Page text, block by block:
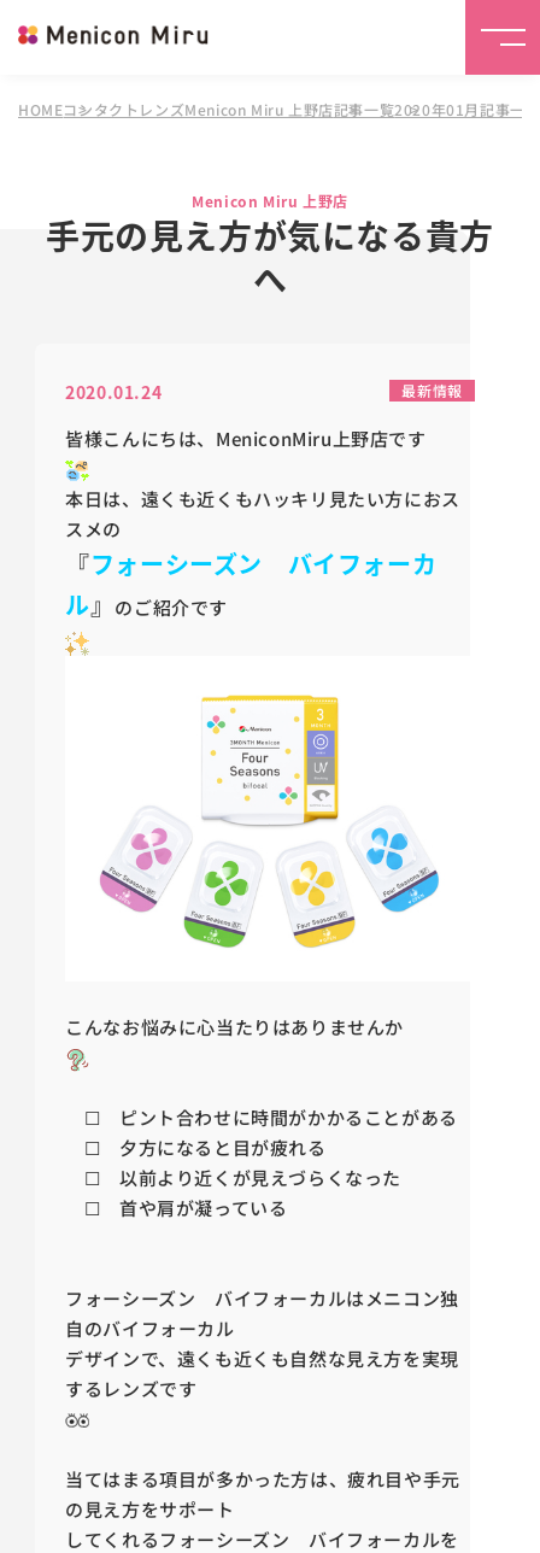
HOMEコンタクトレンズMenicon Miru 上野店記事一覧2020年01月記事一覧
Menicon Miru 上野店
手元の見え方が気になる貴方
へ
2020.01.24 最新情報
皆様こんにちは、MeniconMiru上野店です
本日は、遠くも近くもハッキリ見たい方におス
スメの
『フォーシーズン バイフォーカ
ル』 のご紹介です
こんなお悩みに心当たりはありませんか
☐ ピント合わせに時間がかかることがある
☐ 夕方になると目が疲れる
☐ 以前より近くが見えづらくなった
☐ 首や肩が凝っている
フォーシーズン バイフォーカルはメニコン独
自のバイフォーカル
デザインで、遠くも近くも自然な見え方を実現
するレンズです
当てはまる項目が多かった方は、疲れ目や手元
の見え方をサポート
してくれるフォーシーズン バイフォーカルを